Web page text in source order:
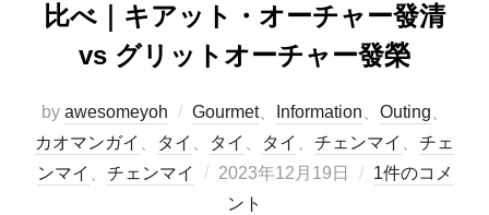
比べ｜キアット・オーチャー發清
vs グリットオーチャー發榮
by awesomeyoh Gourmet、 Information Outing
カオマンガイ
タイ タイ タイ チェンマイ
チェ
ンマイ
チェンマイ
投
稿
2023年12月19日
1件のコメ
ント